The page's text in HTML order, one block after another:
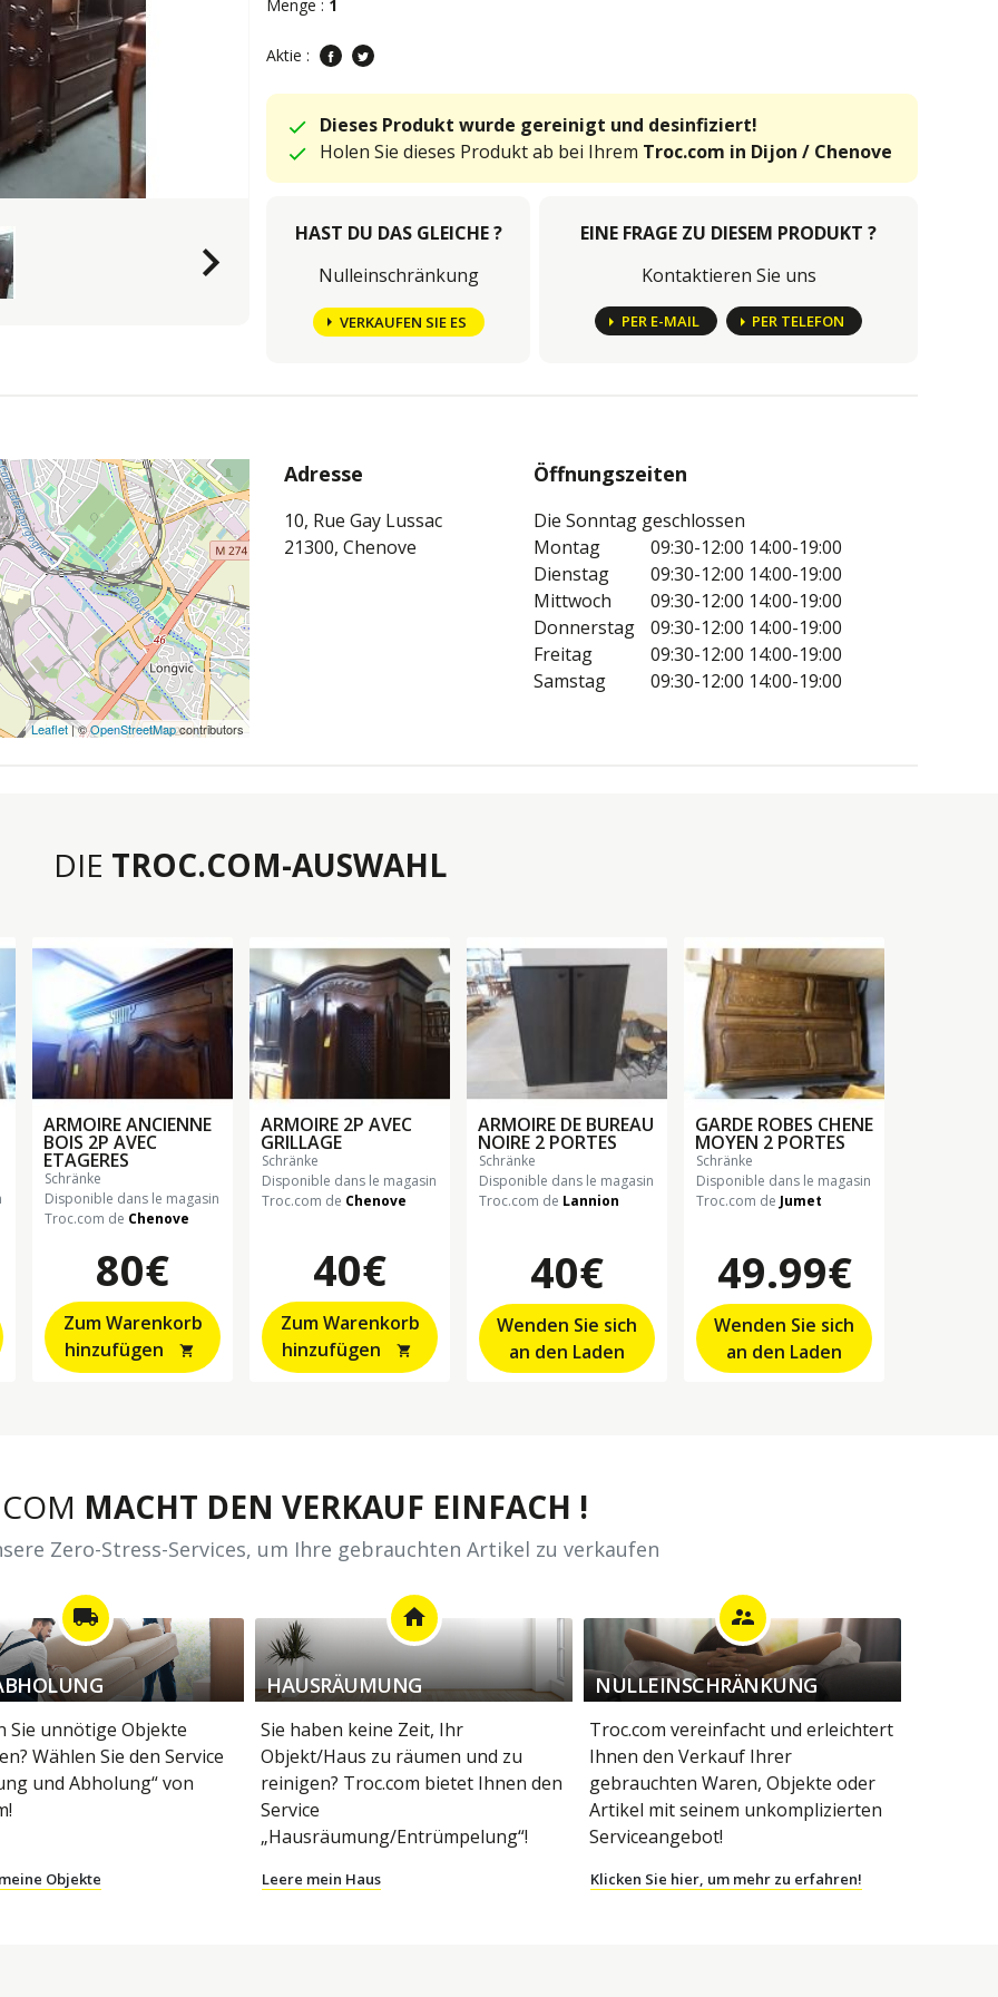
keyboard_arrow_right
Menge : 1
Aktie :
Dieses Produkt wurde gereinigt und desinfiziert!
Holen Sie dieses Produkt ab bei Ihrem Troc.com in Dijon / Chenove
HAST DU DAS GLEICHE ?
Nulleinschränkung
VERKAUFEN SIE ES
EINE FRAGE ZU DIESEM PRODUKT ?
Kontaktieren Sie uns
PER E-MAIL PER TELEFON
Leaflet| ©OpenStreetMapcontributors
Adresse
10, Rue Gay Lussac
21300, Chenove
Öffnungszeiten
Die Sonntag geschlossen
Montag
09:30-12:00 14:00-19:00
Dienstag
09:30-12:00 14:00-19:00
Mittwoch
09:30-12:00 14:00-19:00
Donnerstag
09:30-12:00 14:00-19:00
Freitag
09:30-12:00 14:00-19:00
Samstag
09:30-12:00 14:00-19:00
DIE TROC.COM-AUSWAHL
ARMOIRE ANCIENNE
BOIS 2P AVEC
ETAGERES
schränke
Disponible dans le magasin
Troc.com de Chenove
80€
Zum Warenkorb
hinzufügen
shopping_cart
ARMOIRE 2P AVEC
GRILLAGE
schränke
Disponible dans le magasin
Troc.com de Chenove
40€
Zum Warenkorb
hinzufügen
shopping_cart
ARMOIRE DE BUREAU
NOIRE 2 PORTES
schränke
Disponible dans le magasin
Troc.com de Lannion
40€
Wenden Sie sich
an den Laden
GARDE ROBES CHENE
MOYEN 2 PORTES
schränke
Disponible dans le magasin
Troc.com de Jumet
49.99€
Wenden Sie sich
an den Laden
MACHT DEN VERKAUF EINFACH !
Zero-Stress-Services, um Ihre gebrauchten Artikel zu verkaufen
local_shipping
Sie unnötige Objekte
Wählen Sie den Service
und Abholung“ von
Objekte
home
HAUSRÄUMUNG
Sie haben keine Zeit, Ihr
Objekt/Haus zu räumen und zu
reinigen? Troc.com bietet Ihnen den
Service
„Hausräumung/Entrümpelung“!
Leere mein Haus
supervisor_account
NULLEINSCHRÄNKUNG
Troc.com vereinfacht und erleichtert
Ihnen den Verkauf Ihrer
gebrauchten Waren, Objekte oder
Artikel mit seinem unkomplizierten
Serviceangebot!
Klicken Sie hier, um mehr zu erfahren!